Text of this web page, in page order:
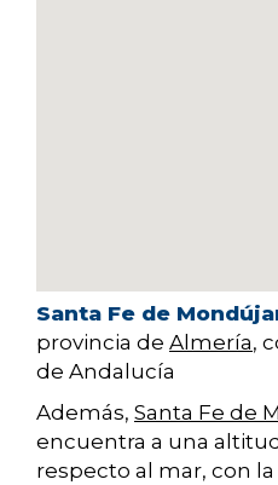
Santa Fe de
provincia de Almería,
de Andalucía
Además, Santa Fe de
encuentra a una
respecto al mar, con